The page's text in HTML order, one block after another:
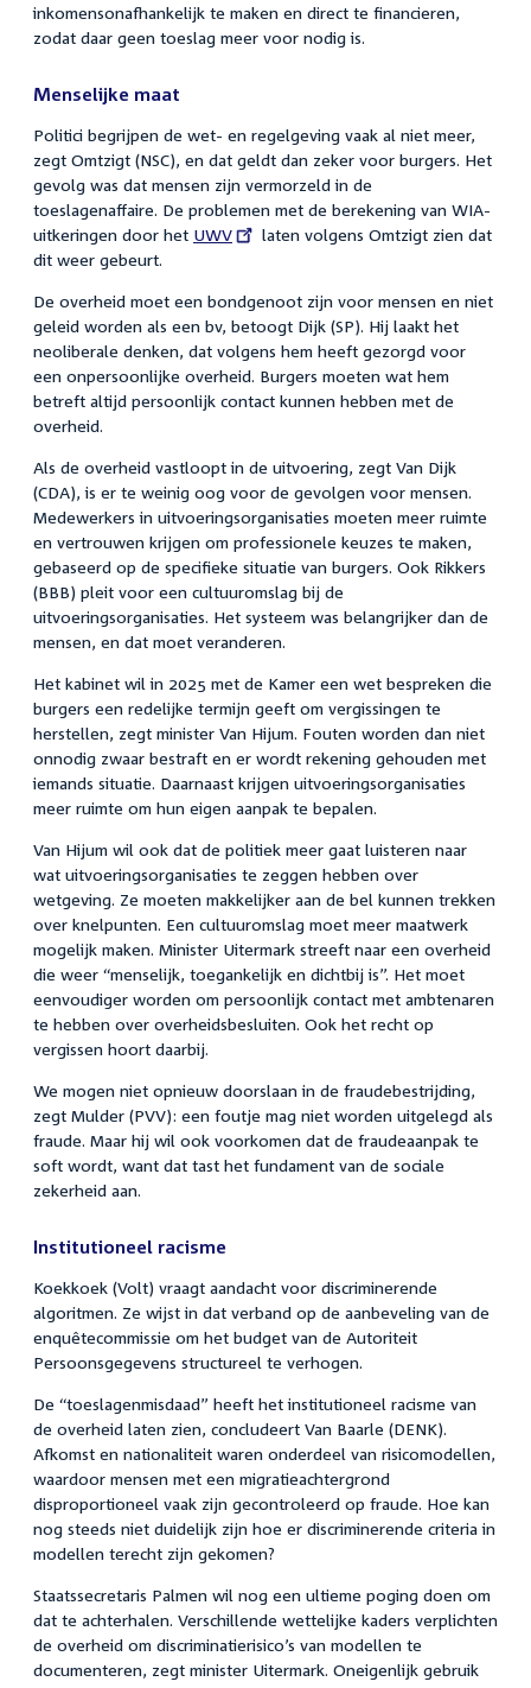
inkomensonafhankelijk te maken en direct te financieren,
zodat daar geen toeslag meer voor nodig is.
Menselijke maat
Politici begrijpen de wet- en regelgeving vaak al niet meer,
zegt Omtzigt (NSC), en dat geldt dan zeker voor burgers. Het
gevolg was dat mensen zijn vermorzeld in de
toeslagenaffaire. De problemen met de berekening van WIA-
uitkeringen door het External
UWV
laten volgens Omtzigt zien dat
dit weer gebeurt.
De overheid moet een bondgenoot zijn voor mensen en niet
geleid worden als een bv, betoogt Dijk (SP). Hij laakt het
neoliberale denken, dat volgens hem heeft gezorgd voor
een onpersoonlijke overheid. Burgers moeten wat hem
betreft altijd persoonlijk contact kunnen hebben met de
overheid.
Als de overheid vastloopt in de uitvoering, zegt Van Dijk
(CDA), is er te weinig oog voor de gevolgen voor mensen.
Medewerkers in uitvoeringsorganisaties moeten meer ruimte
en vertrouwen krijgen om professionele keuzes te maken,
gebaseerd op de specifieke situatie van burgers. Ook Rikkers
(BBB) pleit voor een cultuuromslag bij de
uitvoeringsorganisaties. Het systeem was belangrijker dan de
mensen, en dat moet veranderen.
Het kabinet wil in 2025 met de Kamer een wet bespreken die
burgers een redelijke termijn geeft om vergissingen te
herstellen, zegt minister Van Hijum. Fouten worden dan niet
onnodig zwaar bestraft en er wordt rekening gehouden met
iemands situatie. Daarnaast krijgen uitvoeringsorganisaties
meer ruimte om hun eigen aanpak te bepalen.
Van Hijum wil ook dat de politiek meer gaat luisteren naar
wat uitvoeringsorganisaties te zeggen hebben over
wetgeving. Ze moeten makkelijker aan de bel kunnen trekken
over knelpunten. Een cultuuromslag moet meer maatwerk
mogelijk maken. Minister Uitermark streeft naar een overheid
die weer “menselijk, toegankelijk en dichtbij is”. Het moet
eenvoudiger worden om persoonlijk contact met ambtenaren
te hebben over overheidsbesluiten. Ook het recht op
vergissen hoort daarbij.
We mogen niet opnieuw doorslaan in de fraudebestrijding,
zegt Mulder (PVV): een foutje mag niet worden uitgelegd als
fraude. Maar hij wil ook voorkomen dat de fraudeaanpak te
soft wordt, want dat tast het fundament van de sociale
zekerheid aan.
Institutioneel racisme
Koekkoek (Volt) vraagt aandacht voor discriminerende
algoritmen. Ze wijst in dat verband op de aanbeveling van de
enquêtecommissie om het budget van de Autoriteit
Persoonsgegevens structureel te verhogen.
De “toeslagenmisdaad” heeft het institutioneel racisme van
de overheid laten zien, concludeert Van Baarle (DENK).
Afkomst en nationaliteit waren onderdeel van risicomodellen,
waardoor mensen met een migratieachtergrond
disproportioneel vaak zijn gecontroleerd op fraude. Hoe kan
nog steeds niet duidelijk zijn hoe er discriminerende criteria in
modellen terecht zijn gekomen?
Staatssecretaris Palmen wil nog een ultieme poging doen om
dat te achterhalen. Verschillende wettelijke kaders verplichten
de overheid om discriminatierisico’s van modellen te
documenteren, zegt minister Uitermark. Oneigenlijk gebruik